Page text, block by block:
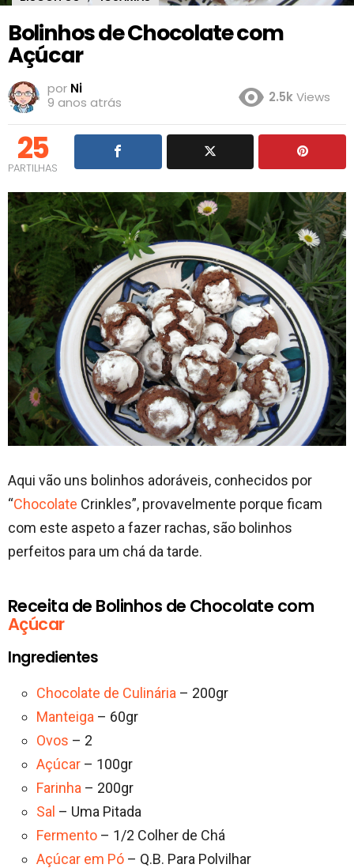
Bolinhos de Chocolate com
Açúcar
por Ni
9 anos atrás
2.5kViews
25
PARTILHAS
Aqui vão uns bolinhos adoráveis, conhecidos por
“Chocolate Crinkles”, provavelmente porque ficam
com este aspeto a fazer rachas, são bolinhos
perfeitos para um chá da tarde.
Receita de Bolinhos de Chocolate com
Açúcar
Ingredientes
Chocolate de Culinária – 200gr
Manteiga – 60gr
Ovos – 2
Açúcar – 100gr
Farinha – 200gr
Sal – Uma Pitada
Fermento – 1/2 Colher de Chá
Açúcar em Pó – Q.B. Para Polvilhar